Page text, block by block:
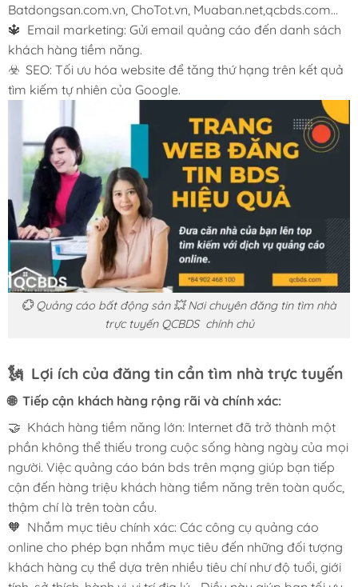
Batdongsan.com.vn, ChoTot.vn, Muaban.net,qcbds.com…
🔱 Email marketing: Gửi email quảng cáo đến danh sách
khách hàng tiềm năng.
☣️ SEO: Tối ưu hóa website để tăng thứ hạng trên kết quả
tìm kiếm tự nhiên của Google.
💮 Quảng cáo bất động sản 💥 Nơi chuyên đăng tin tìm nhà
trực tuyến QCBDS chính chủ
🗽 Lợi ích của đăng tin cần tìm nhà trực tuyến
🌐 Tiếp cận khách hàng rộng rãi và chính xác:
🤝 Khách hàng tiềm năng lớn: Internet đã trở thành một
phần không thể thiếu trong cuộc sống hàng ngày của mọi
người. Việc quảng cáo bán bds trên mạng giúp bạn tiếp
cận đến hàng triệu khách hàng tiềm năng trên toàn quốc,
thậm chí là trên toàn cầu.
🧡 Nhắm mục tiêu chính xác: Các công cụ quảng cáo
online cho phép bạn nhắm mục tiêu đến những đối tượng
khách hàng cụ thể dựa trên nhiều tiêu chí như độ tuổi, giới